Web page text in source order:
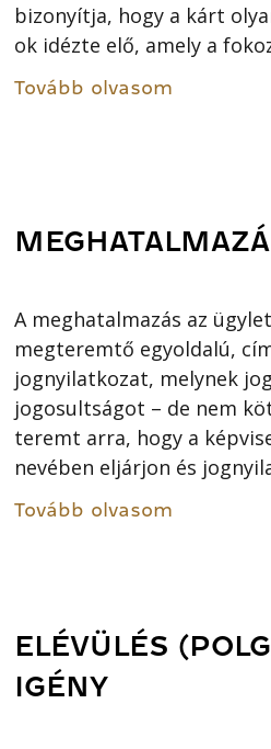
bizonyítja, hogy a kárt
ok idézte elő, amely a
Tovább olvasom
A meghatalmazás az
megteremtő egyoldalú,
jognyilatkozat, melynek
jogosultságot – de nem
teremt arra, hogy a
nevében eljárjon és
Tovább olvasom
ELÉVÜLÉS
IGÉNY